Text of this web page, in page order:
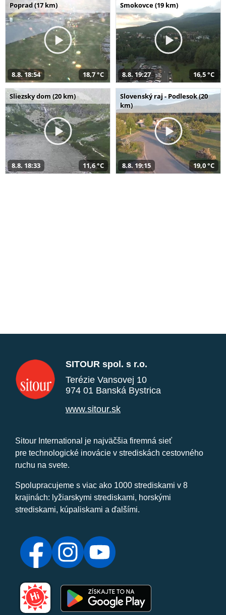
Poprad (17 km)
8.8. 18:54 18,7 °C
Smokovce (19 km)
8.8. 19:27 16,5 °C
Sliezsky dom (20 km)
8.8. 18:33 11,6 °C
Slovenský raj - Podlesok (20
km)
8.8. 19:15 19,0 °C
SITOUR spol. s r.o.
Terézie Vansovej 10
974 01 Banská Bystrica
www.sitour.sk
Sitour International je najväčšia firemná sieť
pre technologické inovácie v strediskách cestovného
ruchu na svete.
Spolupracujeme s viac ako 1000 strediskami v 8
krajinách: lyžiarskymi strediskami, horskými
strediskami, kúpaliskami a ďalšími.